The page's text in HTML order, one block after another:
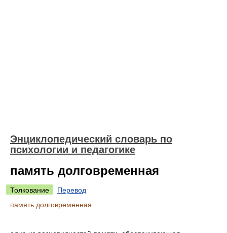
Энциклопедический словарь по
психологии и педагогике
память долговременная
Толкование
Перевод
память долговременная